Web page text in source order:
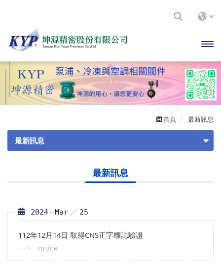
主選
單
首頁 最新訊息
最新訊息
最新訊息
2024 Mar 25
112年12月14日 取得CNS正字標誌驗證
more